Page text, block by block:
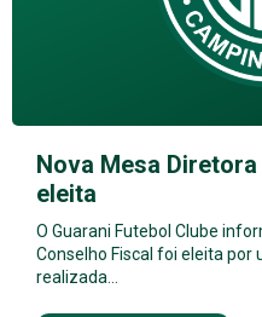
Nova Mesa
eleita
O Guarani Futebol Clube
Conselho Fiscal foi eleita por
realizada…